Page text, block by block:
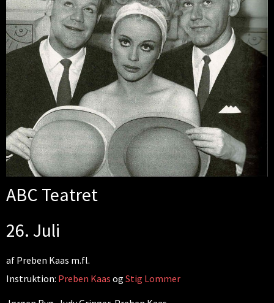
ABC Teatret
26. Juli
af Preben Kaas m.fl.
Instruktion: Preben Kaas og Stig Lommer